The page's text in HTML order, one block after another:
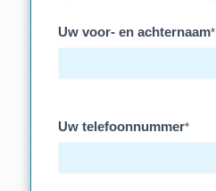
Uw voor- en achternaam*
Uw telefoonnummer*